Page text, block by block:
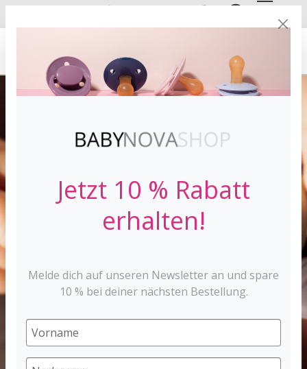
EN
Jetzt 10 % Rabatt
erhalten!
Melde dich auf unseren Newsletter an und spare
10 % bei deiner nächsten Bestellung.